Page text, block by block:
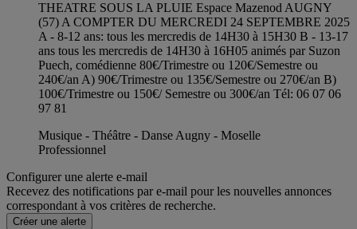
THEATRE SOUS LA PLUIE Espace Mazenod AUGNY
(57) A COMPTER DU MERCREDI 24 SEPTEMBRE 2025
A - 8-12 ans: tous les mercredis de 14H30 à 15H30 B - 13-17
ans tous les mercredis de 14H30 à 16H05 animés par Suzon
Puech, comédienne 80€/Trimestre ou 120€/Semestre ou
240€/an A) 90€/Trimestre ou 135€/Semestre ou 270€/an B)
100€/Trimestre ou 150€/ Semestre ou 300€/an Tél: 06 07 06
97 81
Musique - Théâtre - Danse Augny - Moselle
Professionnel
Configurer une alerte e-mail
Recevez des notifications par e-mail pour les nouvelles annonces
correspondant à vos critères de recherche.
Créer une alerte